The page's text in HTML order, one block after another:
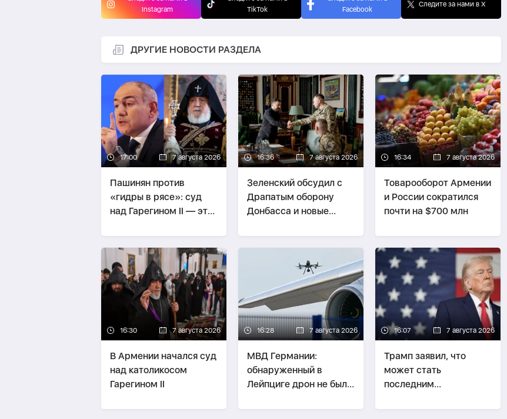
Instagram
TikTok
Facebook
Следите за нами в X
ДРУГИЕ НОВОСТИ РАЗДЕЛА
17:00 7 августа 2026
Пашинян против
«гидры в рясе»: суд
над Гарегином II — это
страны -МНЕНИЕ
16:36 7 августа 2026
Зеленский обсудил с
Драпатым оборону
Донбасса и новые
16:34 7 августа 2026
Товарооборот Армении
и России сократился
почти на $700 млн
16:30 7 августа 2026
В Армении начался суд
над католикосом
Гарегином II
16:28 7 августа 2026
МВД Германии:
обнаруженный в
Лейпциге дрон не был
боеприпасов
16:07 7 августа 2026
Трамп заявил, что
может стать
последним
республиканцем